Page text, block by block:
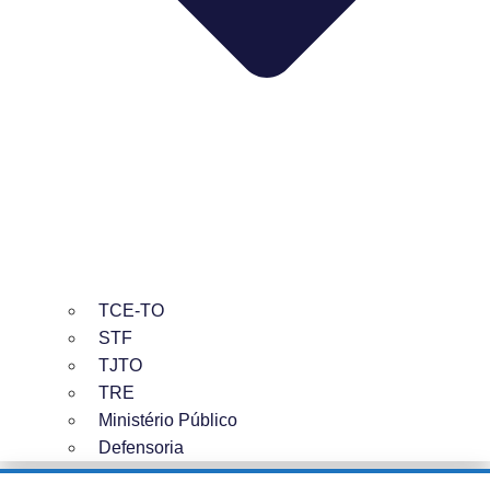
TCE-TO
STF
TJTO
TRE
Ministério Público
Defensoria